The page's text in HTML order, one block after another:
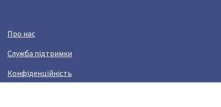
Про нас
Служба підтримки
Конфіденційність